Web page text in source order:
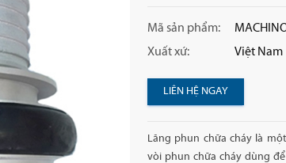
Mã sản phẩm:
Xuất xứ:
Việt Nam
LIÊN HỆ NGAY
Lăng phun chữa cháy là
vòi phun chữa cháy dùng